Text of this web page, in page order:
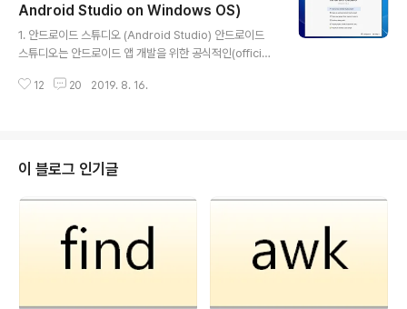
오가 가장 최신 버전으로 릴리즈 되었습니다. 그 동안 버전
이 많이 바뀌었으니, 설치 과정이 어떻게 변경되었는지 확
인도 할 겸, 최신 버전 설치하는 과정을 알아보겠습니다. 2.
안드로이드 스튜디오 다운로드. 안드로이드 스튜디오는 안
드로이드 개발자 페이지(https://..
Android Studio on Windows OS)
1. 안드로이드 스튜디오 (Android Studio) 안드로이드
스튜디오는 안드로이드 앱 개발을 위한 공식적인(official)
onment)을 제공하는 소프트웨어입니다. JetBrains(htt
기 전에는 강력한 확장성을 자랑하는 Eclipse(http://ww
w.eclipse.org)를 기반으로 앱 개발을 위한 환경을 제공
하였습니다. 오픈 소스 프로젝트인 Eclipse 소프트웨어에
12 20 2019. 8. 16.
이 블로그 인기글